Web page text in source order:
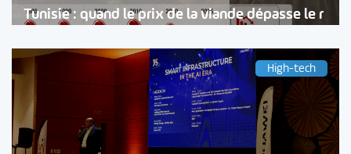
Tunisie : quand le prix de la viande dépasse le r
High-tech